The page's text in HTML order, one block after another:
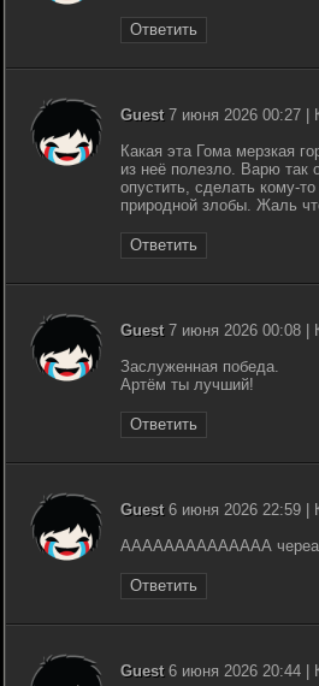
Ответить
Guest7 июня 2026 00:27 |
Какая эта Гома мерзкая
из неё полезло. Варю так
опустить, сделать кому-
природной злобы. Жаль
Ответить
Guest7 июня 2026 00:08 |
Заслуженная победа.
Артём ты лучший!
Ответить
Guest6 июня 2026 22:59 |
АААААААААААААА
Ответить
Guest6 июня 2026 20:44 |